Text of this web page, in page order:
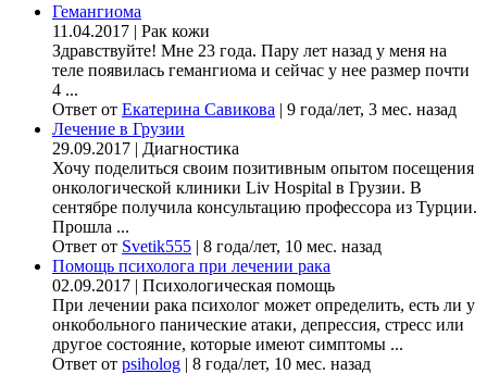
Гемангиома
11.04.2017 | Рак кожи
Здравствуйте! Мне 23 года. Пару лет назад у меня на
теле появилась гемангиома и сейчас у нее размер почти
4 ...
Ответ от Екатерина Савикова | 9 года/лет, 3 мес. назад
Лечение в Грузии
29.09.2017 | Диагностика
Хочу поделиться своим позитивным опытом посещения
онкологической клиники Liv Hospital в Грузии. В
сентябре получила консультацию профессора из Турции.
Прошла ...
Ответ от Svetik555 | 8 года/лет, 10 мес. назад
Помощь психолога при лечении рака
02.09.2017 | Психологическая помощь
При лечении рака психолог может определить, есть ли у
онкобольного панические атаки, депрессия, стресс или
другое состояние, которые имеют симптомы ...
Ответ от psiholog | 8 года/лет, 10 мес. назад